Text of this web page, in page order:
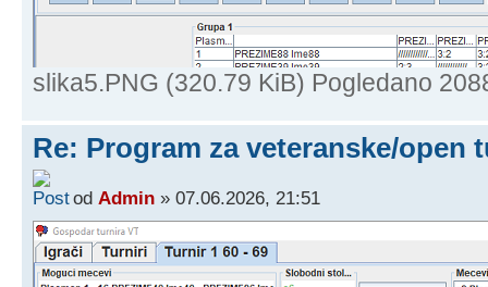
slika5.PNG (320.79 KiB) Pogledano
Re: Program za veteranske/open
od Admin » 07.06.2026, 21:51